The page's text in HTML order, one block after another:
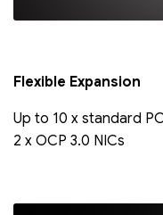
Flexible Expansion
Up to 10 x standard
2 x OCP 3.0 NICs